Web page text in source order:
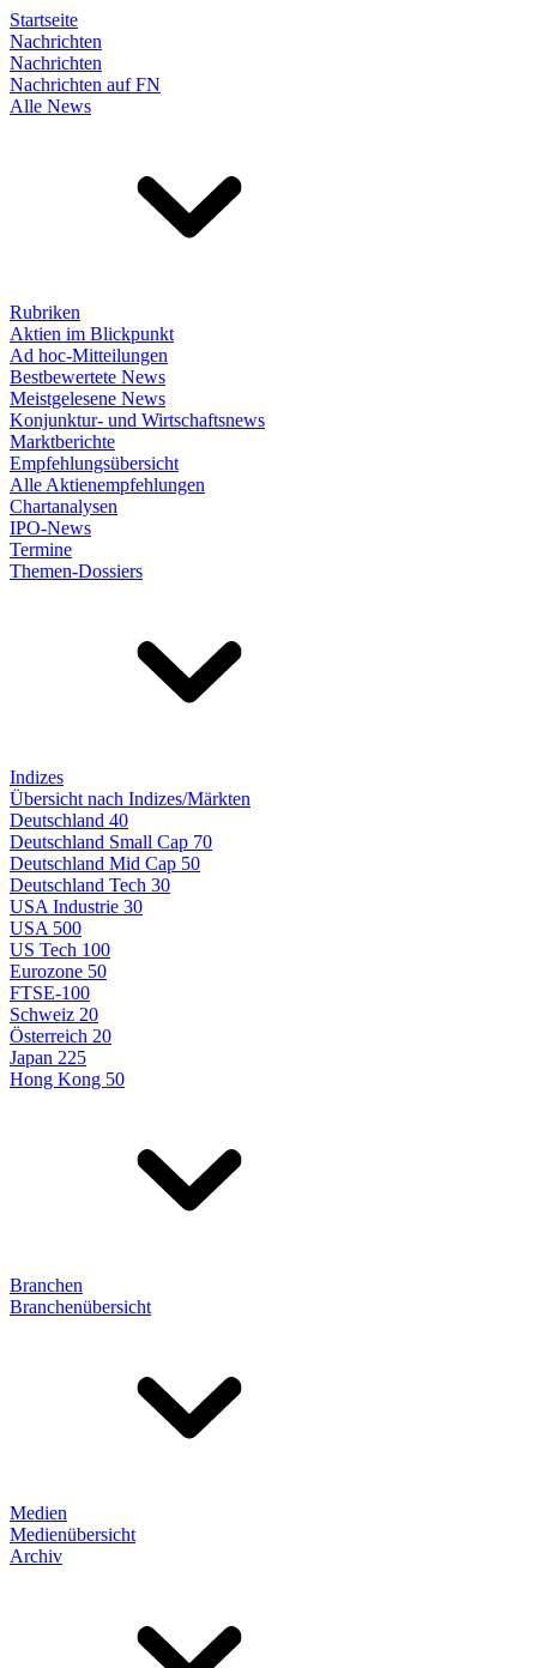
Startseite
Nachrichten
Nachrichten
Nachrichten auf FN
Alle News
Rubriken
Aktien im Blickpunkt
Ad hoc-Mitteilungen
Bestbewertete News
Meistgelesene News
Konjunktur- und Wirtschaftsnews
Marktberichte
Empfehlungsübersicht
Alle Aktienempfehlungen
Chartanalysen
IPO-News
Termine
Themen-Dossiers
Indizes
Übersicht nach Indizes/Märkten
Deutschland 40
Deutschland Small Cap 70
Deutschland Mid Cap 50
Deutschland Tech 30
USA Industrie 30
USA 500
US Tech 100
Eurozone 50
FTSE-100
Schweiz 20
Österreich 20
Japan 225
Hong Kong 50
Branchen
Branchenübersicht
Medien
Medienübersicht
Archiv